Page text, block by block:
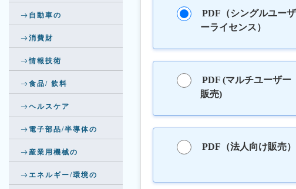
自動車の
消費財
情報技術
食品/ 飲料
ヘルスケア
電子部品/半導体の
産業用機械の
エネルギー/環境の
PDF（シングルユーザ
ーライセンス）
PDF (マルチユーザー
販売)
PDF（法人向け販売）